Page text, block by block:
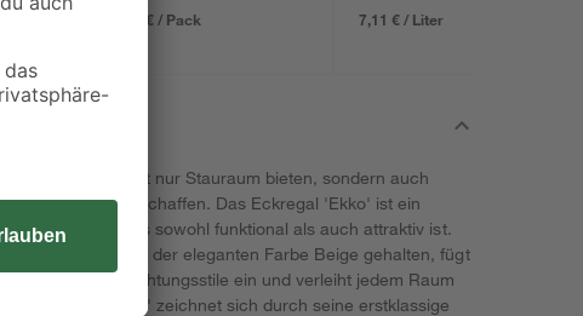
89,99 € / Pack
7,11 € / Liter
Regal kann nicht nur Stauraum bieten, sondern auch
für jedes Zimmer schaffen. Das Eckregal 'Ekko' ist ein
Möbelstück, das sowohl funktional als auch attraktiv ist.
Streckstahl und in der eleganten Farbe Beige gehalten, fügt
Einrichtungsstile ein und verleiht jedem Raum
Eckregal 'Ekko' zeichnet sich durch seine erstklassige